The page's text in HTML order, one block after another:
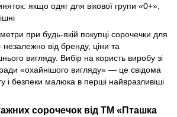
якщо одяг для вікової групи «0+»,
при будь-якій покупці сорочечки для
від бренду, ціни та
вигляду. Вибір на користь виробу зі
«охайнішого вигляду» — це свідома
і безпеки малюка в перші найвразливіші
сорочечок від ТМ «Пташка